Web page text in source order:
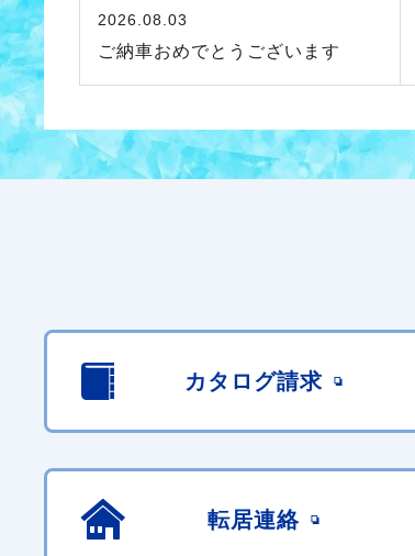
2026.08.03
ご納車おめでとうございます
カタログ請求
転居連絡